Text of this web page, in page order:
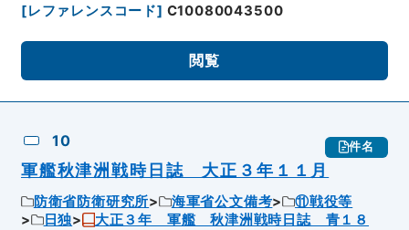
[レファレンスコード] C10080043500
閲覧
10 件名
軍艦秋津洲戦時日誌 大正３年１１月
防衛省防衛研究所 海軍省公文備考
⑪戦役等
日独
大正３年 軍艦 秋津洲戦時日誌 青１８